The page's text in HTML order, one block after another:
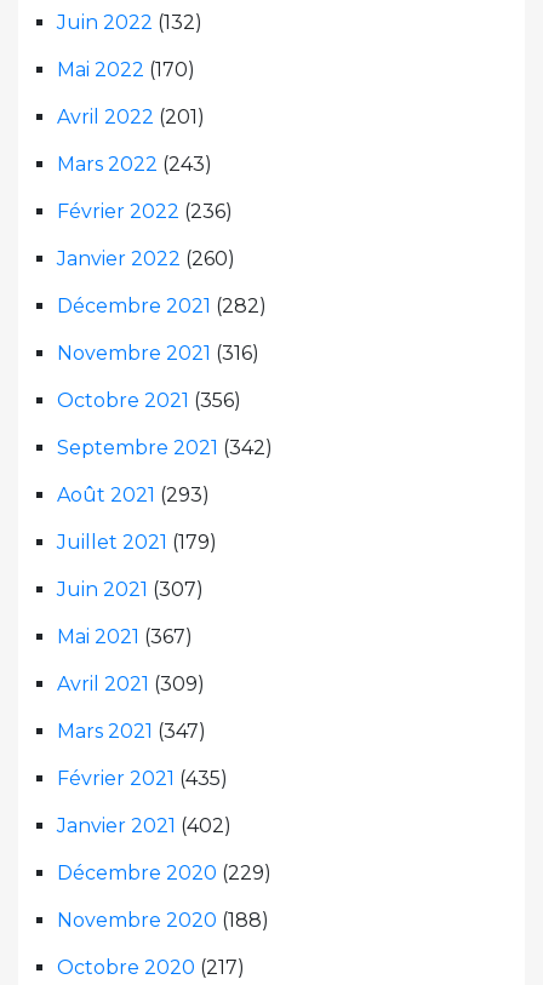
Juin 2022 (132)
Mai 2022 (170)
Avril 2022 (201)
Mars 2022 (243)
Février 2022 (236)
Janvier 2022 (260)
Décembre 2021 (282)
Novembre 2021 (316)
Octobre 2021 (356)
Septembre 2021 (342)
Août 2021 (293)
Juillet 2021 (179)
Juin 2021 (307)
Mai 2021 (367)
Avril 2021 (309)
Mars 2021 (347)
Février 2021 (435)
Janvier 2021 (402)
Décembre 2020 (229)
Novembre 2020 (188)
Octobre 2020 (217)